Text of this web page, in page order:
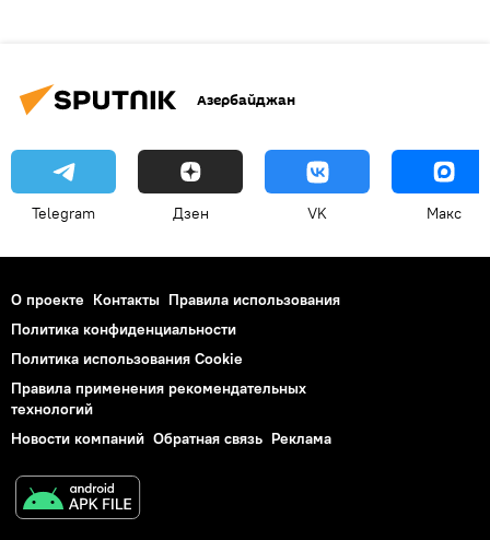
Азербайджан
Telegram Дзен VK Макс
О проекте Контакты Правила использования
Политика конфиденциальности
Политика использования Cookie
Правила применения рекомендательных
технологий
Новости компаний Обратная связь Реклама